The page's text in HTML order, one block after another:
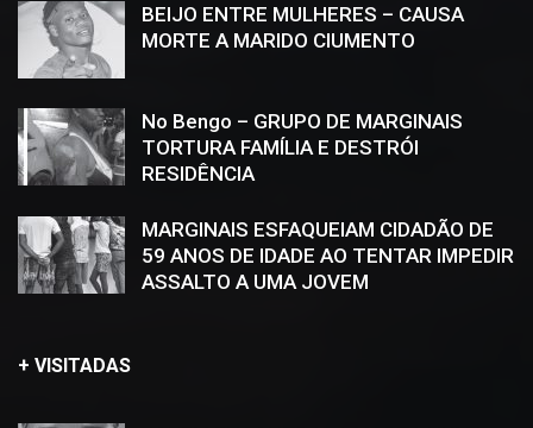
BEIJO ENTRE MULHERES – CAUSA
MORTE A MARIDO CIUMENTO
No Bengo – GRUPO DE MARGINAIS
TORTURA FAMÍLIA E DESTRÓI
RESIDÊNCIA
MARGINAIS ESFAQUEIAM CIDADÃO DE
59 ANOS DE IDADE AO TENTAR IMPEDIR
ASSALTO A UMA JOVEM
+ VISITADAS